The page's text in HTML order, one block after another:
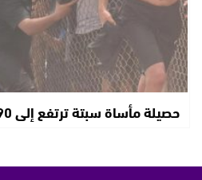
حصيلة مأساة سبتة ترتفع إلى 90 قتيلا..